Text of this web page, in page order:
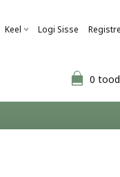
Keel Logi Sisse
0